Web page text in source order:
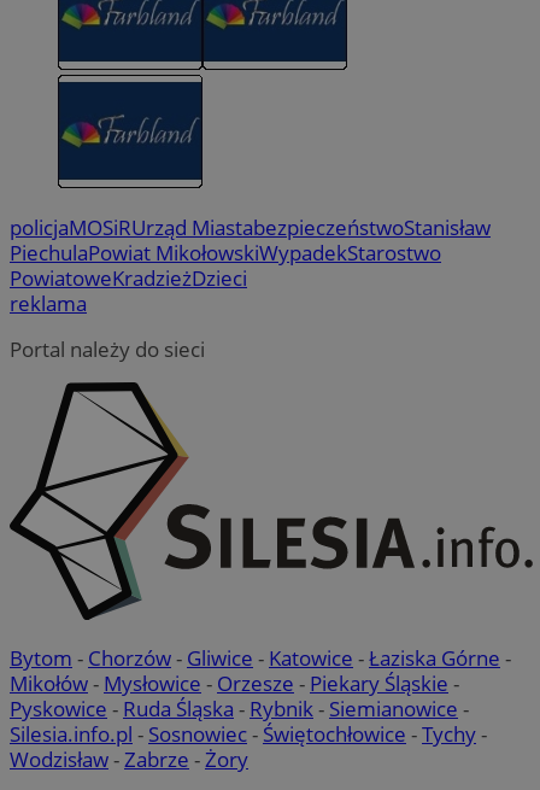
policjaMOSiRUrząd MiastabezpieczeństwoStanisław
PiechulaPowiat MikołowskiWypadekStarostwo
PowiatoweKradzieżDzieci
reklama
Portal należy do sieci
Bytom - Chorzów- Gliwice - Katowice -Łaziska Górne -
Mikołów- Mysłowice - Orzesze - Piekary Śląskie -
Pyskowice - Ruda Śląska - Rybnik- Siemianowice -
Silesia.info.pl - Sosnowiec- Świętochłowice -Tychy-
Wodzisław-Zabrze -Żory